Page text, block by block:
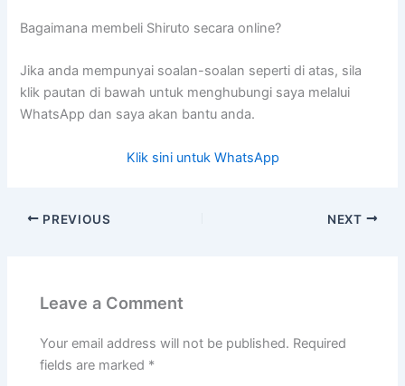
Bagaimana membeli Shiruto secara online?
Jika anda mempunyai soalan-soalan seperti di atas, sila
klik pautan di bawah untuk menghubungi saya melalui
WhatsApp dan saya akan bantu anda.
Klik sini untuk WhatsApp
PREVIOUS NEXT
Leave a Comment
Your email address will not be published. Required
fields are marked *